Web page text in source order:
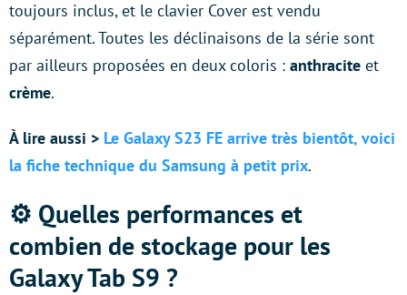
toujours inclus, et le clavier Cover est vendu
séparément. Toutes les déclinaisons de la série sont
par ailleurs proposées en deux coloris : anthracite et
crème.
À lire aussi > Le Galaxy S23 FE arrive très bientôt, voici
la fiche technique du Samsung à petit prix.
⚙️ Quelles performances et
combien de stockage pour les
Galaxy Tab S9 ?